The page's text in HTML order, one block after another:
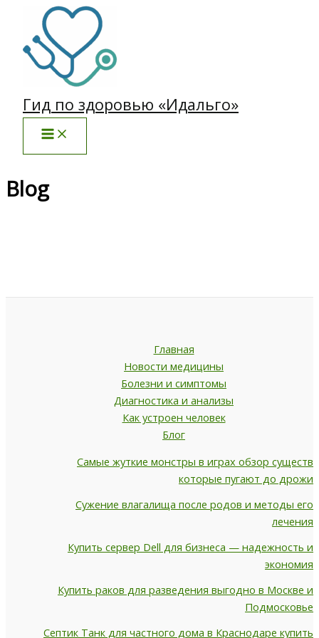
Перейти
содержимому
Гид по здоровью «Идальго»
Blog
Главная
Новости медицины
Болезни и симптомы
Диагностика и анализы
Как устроен человек
Блог
Самые жуткие монстры в играх обзор существ
которые пугают до дрожи
Сужение влагалища после родов и методы его
лечения
Купить сервер Dell для бизнеса — надежность и
экономия
Купить раков для разведения выгодно в Москве и
Подмосковье
Септик Танк для частного дома в Краснодаре купить